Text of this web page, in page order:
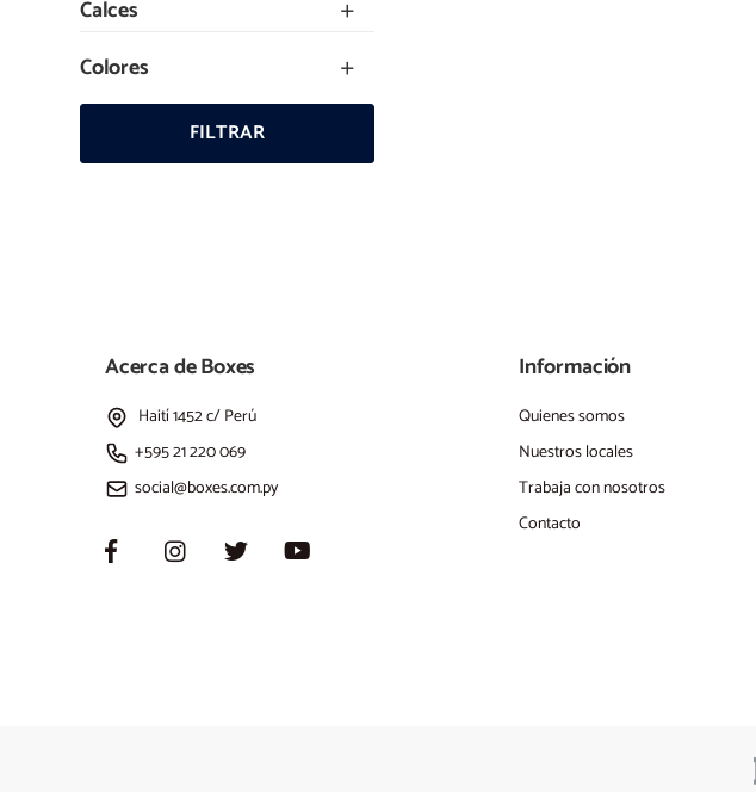
Calces
Colores
FILTRAR
Acerca de Boxes
Haití 1452 c/ Perú
+595 21 220 069
social@boxes.com.py
Información
Quienes somos
Nuestros locales
Trabaja con nosotros
Contacto